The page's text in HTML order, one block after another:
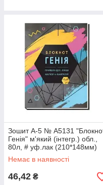
Зошит A-5 № А5131
Генія" м'який (інтегр.) обл.,
80л, # уф.лак (210*148мм)
Немає в наявності
46,42 ₴